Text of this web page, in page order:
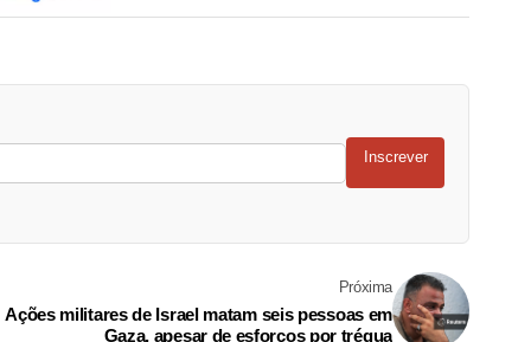
Inscrever
Próxima
Ações militares de Israel matam seis pessoas em
Gaza, apesar de esforços por trégua